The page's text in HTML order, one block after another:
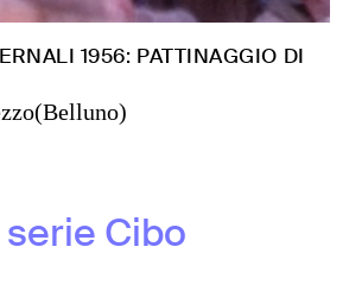
1956: PATTINAGGIO DI
Cibo